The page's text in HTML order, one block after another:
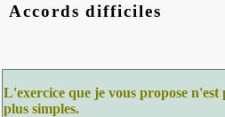
Accords difficiles
L'exercice que je vous propose n'est
plus simples.